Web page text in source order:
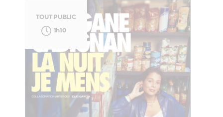
TOUT PUBLIC
1h10